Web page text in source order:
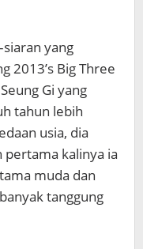
siaran yang
2013’s Big Three
Seung Gi yang
tahun lebih
usia, dia
pertama kalinya ia
muda dan
banyaktanggung